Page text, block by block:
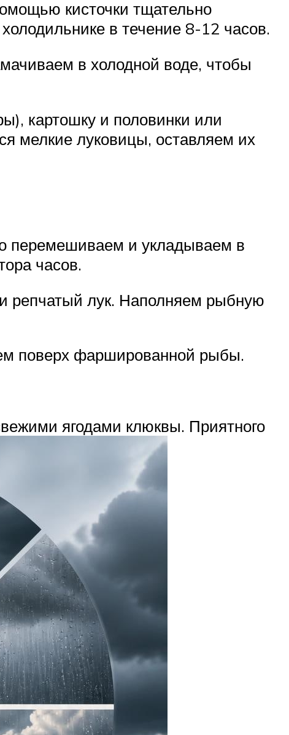
кисточки тщательно
в течение 8-12 часов.
в холодной воде, чтобы
картошку и половинки или
мелкие луковицы, оставляем их
перемешиваем и укладываем в
часов.
репчатый лук. Наполняем рыбную
поверх фаршированной рыбы.
ягодами клюквы. Приятного